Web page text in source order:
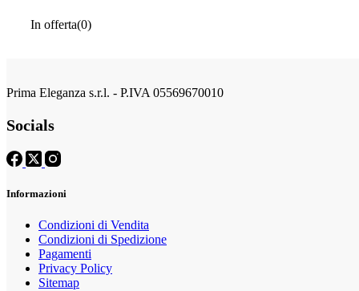
In offerta(0)
Prima Eleganza s.r.l. - P.IVA 05569670010
Socials
Informazioni
Condizioni di Vendita
Condizioni di Spedizione
Pagamenti
Privacy Policy
Sitemap